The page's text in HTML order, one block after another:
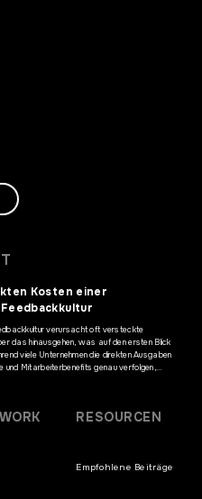
Kosten einer
verursacht oft versteckte
das hinausgehen, was auf den ersten Blick
viele Unternehmen die direkten Ausgaben
und Mitarbeiterbenefits genau verfolgen,
haben und die […]RESOURCEN
Empfohlene Beiträge